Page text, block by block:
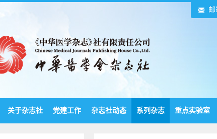
关于杂志社 党建工作 杂志社动态 系列杂志 重点实验室